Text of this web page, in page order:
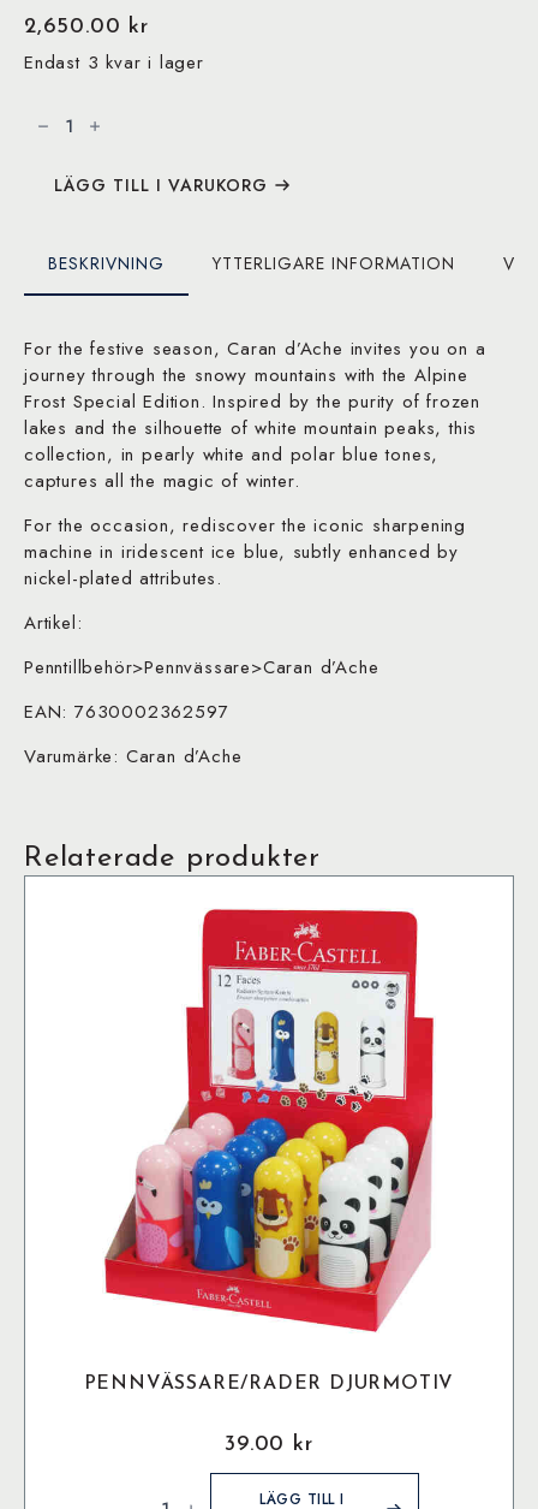
2,650.00 kr
Endast 3 kvar i lager
Sharpening
Machine
FrostLÄGG TILL I VARUKORG
BESKRIVNING YTTERLIGARE INFORMATION
For the festive season, Caran d’Ache invites you on a
journey through the snowy mountains with the Alpine
Frost Special Edition. Inspired by the purity of frozen
lakes and the silhouette of white mountain peaks, this
collection, in pearly white and polar blue tones,
captures all the magic of winter.
For the occasion, rediscover the iconic sharpening
machine in iridescent ice blue, subtly enhanced by
nickel-plated attributes.
Artikel:
Penntillbehör>Pennvässare>Caran d’Ache
EAN: 7630002362597
Varumärke: Caran d’Ache
Relaterade produkter
PENNVÄSSARE/RADER DJURMOTIV
39.00 kr
Pennvässare/Rader
Djurmotiv
LÄGG TILL I